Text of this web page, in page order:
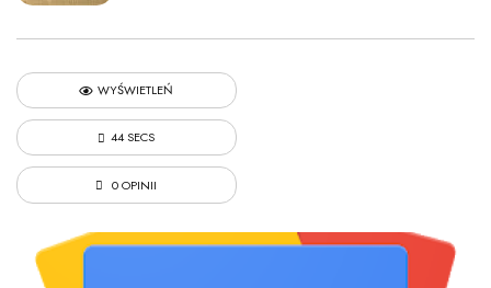
WYŚWIETLEŃ
44 SECS
0 OPINII